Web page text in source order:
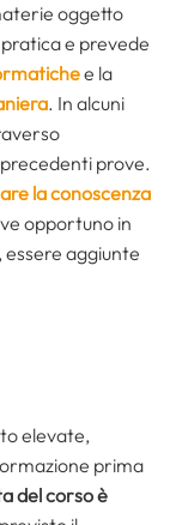
oggetto
e prevede
e la
. In alcuni
prove.
la conoscenza
opportuno in
aggiunte
elevate,
prima
del corso è